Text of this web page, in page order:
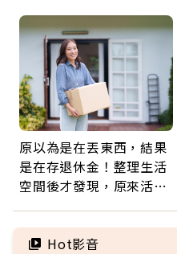
福
原以為是在丟東西，結果
是在存退休金！整理生活
空間後才發現，原來活得
Hot影音